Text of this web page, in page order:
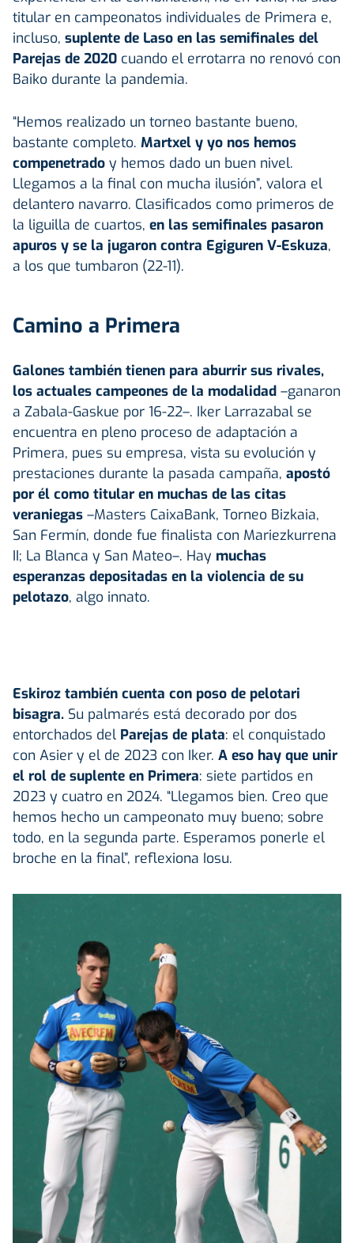
titular en campeonatos individuales de Primera e,
incluso, suplente de Laso en las semifinales del
Parejas de 2020 cuando el errotarra no renovó con
Baiko durante la pandemia.
“Hemos realizado un torneo bastante bueno,
bastante completo. Martxel y yo nos hemos
compenetrado y hemos dado un buen nivel.
Llegamos a la final con mucha ilusión”, valora el
delantero navarro. Clasificados como primeros de
la liguilla de cuartos, en las semifinales pasaron
apuros y se la jugaron contra Egiguren V-Eskuza,
a los que tumbaron (22-11).
Camino a Primera
Galones también tienen para aburrir sus rivales,
los actuales campeones de la modalidad –ganaron
a Zabala-Gaskue por 16-22–. Iker Larrazabal se
encuentra en pleno proceso de adaptación a
Primera, pues su empresa, vista su evolución y
prestaciones durante la pasada campaña, apostó
por él como titular en muchas de las citas
veraniegas –Masters CaixaBank, Torneo Bizkaia,
San Fermín, donde fue finalista con Mariezkurrena
II; La Blanca y San Mateo–. Hay muchas
esperanzas depositadas en la violencia de su
pelotazo, algo innato.
Eskiroz también cuenta con poso de pelotari
bisagra. Su palmarés está decorado por dos
entorchados del Parejas de plata: el conquistado
con Asier y el de 2023 con Iker. A eso hay que unir
el rol de suplente en Primera: siete partidos en
2023 y cuatro en 2024. “Llegamos bien. Creo que
hemos hecho un campeonato muy bueno; sobre
todo, en la segunda parte. Esperamos ponerle el
broche en la final”, reflexiona Iosu.